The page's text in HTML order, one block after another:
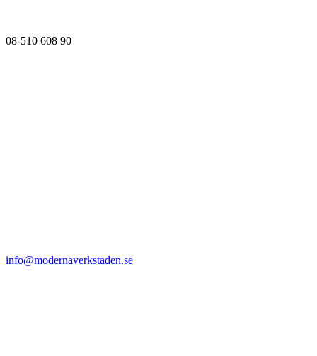
08-510 608 90
info@modernaverkstaden.se